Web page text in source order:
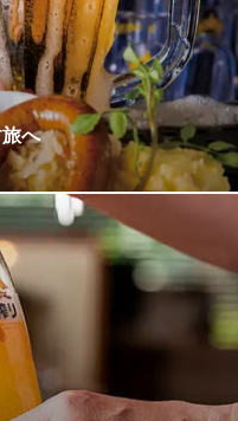
マイスターのみがビールを
される最高品質のSORACH
ご賞味くださいませ。
へ
黒ラベルハーフ・ヱビス
香・ソラチ1984の全9種
ビール黒ラベル、ハウスワ
テル、ソフトドリンクな
けます♪
駅前店